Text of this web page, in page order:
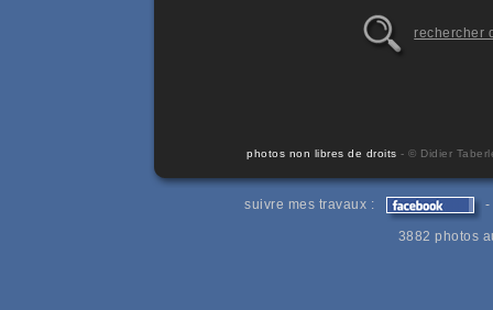
rechercher
photos non libres de droits - © Didier
suivre mes travaux :
3882